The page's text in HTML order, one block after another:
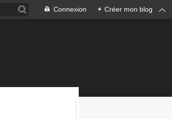
Connexion + Créer mon blog